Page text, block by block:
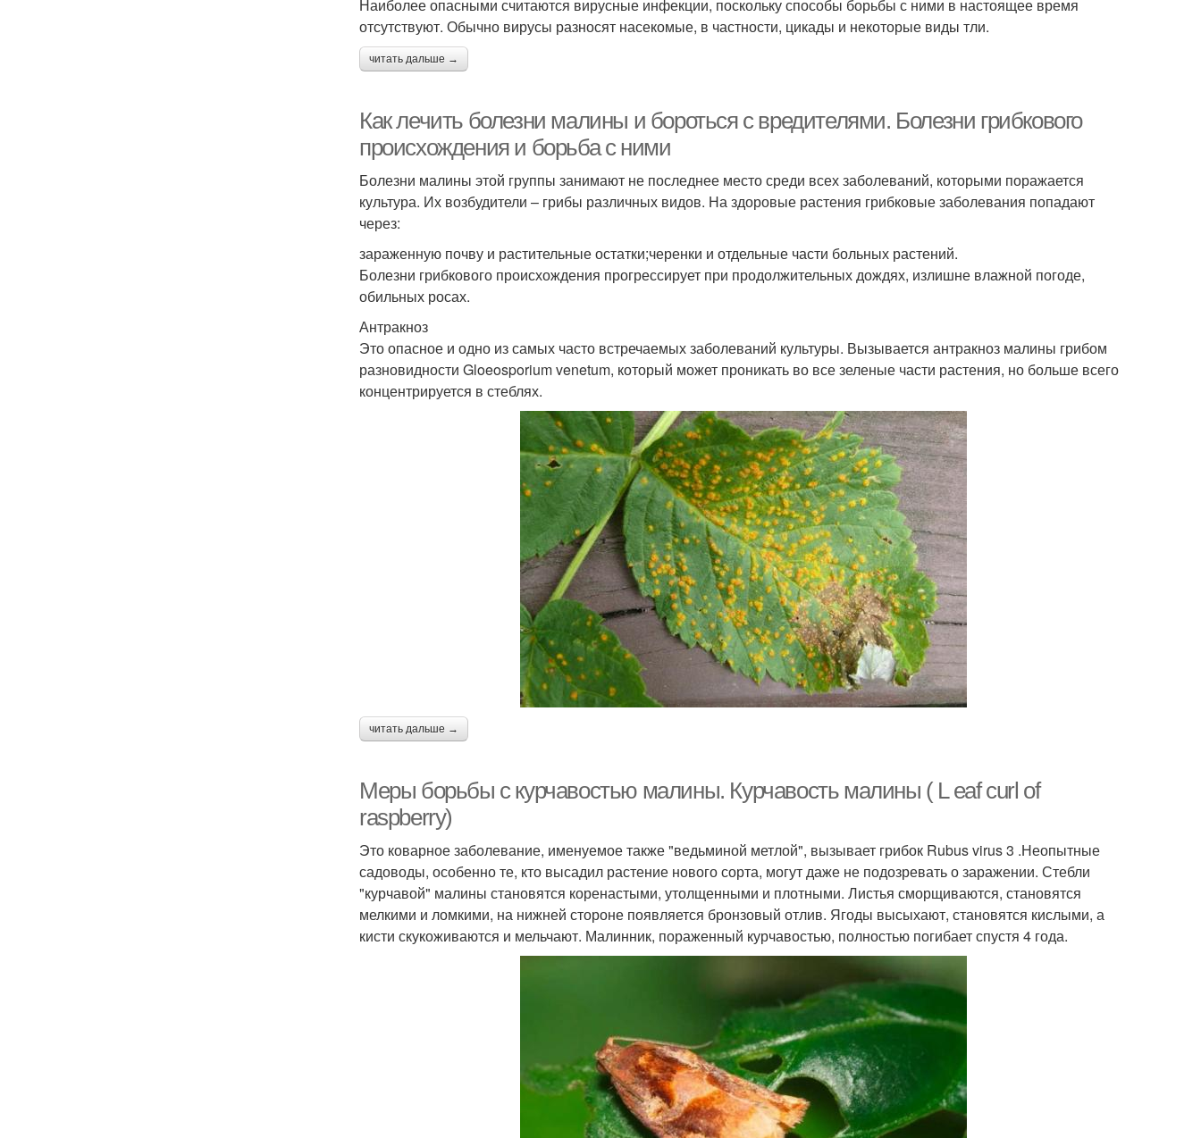
Наиболее опасными считаются вирусные инфекции, поскольку способы борьбы с ними в настоящее время
отсутствуют. Обычно вирусы разносят насекомые, в частности, цикады и некоторые виды тли.
читать дальше →
Как лечить болезни малины и бороться с вредителями. Болезни грибкового
происхождения и борьба с ними
Болезни малины этой группы занимают не последнее место среди всех заболеваний, которыми поражается
культура. Их возбудители – грибы различных видов. На здоровые растения грибковые заболевания попадают
через:
зараженную почву и растительные остатки;черенки и отдельные части больных растений.
Болезни грибкового происхождения прогрессирует при продолжительных дождях, излишне влажной погоде,
обильных росах.
Антракноз
Это опасное и одно из самых часто встречаемых заболеваний культуры. Вызывается антракноз малины грибом
разновидности Gloeosporium venetum, который может проникать во все зеленые части растения, но больше всего
концентрируется в стеблях.
читать дальше →
Меры борьбы с курчавостью малины. Курчавость малины ( L eaf curl of
raspberry)
Это коварное заболевание, именуемое также "ведьминой метлой", вызывает грибок Rubus virus 3 .Неопытные
садоводы, особенно те, кто высадил растение нового сорта, могут даже не подозревать о заражении. Стебли
"курчавой" малины становятся коренастыми, утолщенными и плотными. Листья сморщиваются, становятся
мелкими и ломкими, на нижней стороне появляется бронзовый отлив. Ягоды высыхают, становятся кислыми, а
кисти скукоживаются и мельчают. Малинник, пораженный курчавостью, полностью погибает спустя 4 года.